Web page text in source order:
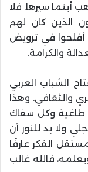
أينما سيرها. فلا
الذين كان لهم
أفلحوا في ترويض
والكرامة.
الشباب العربي
والثقافي. وهذا
طاغية وكل سفاك
ولا بد للنور أن
الفكر عارفًا
فالله غالب